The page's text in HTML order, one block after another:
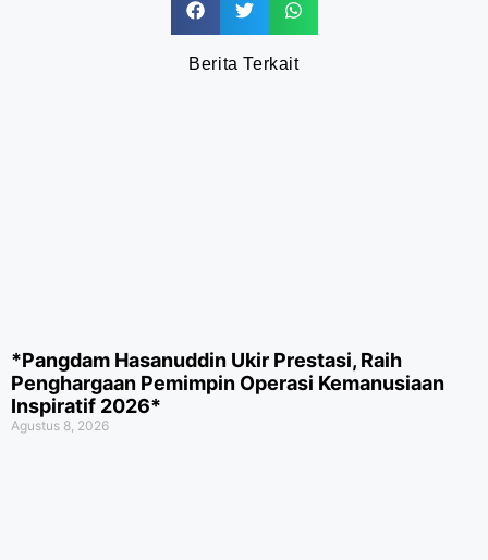
Berita Terkait
*Pangdam Hasanuddin Ukir Prestasi, Raih
Penghargaan Pemimpin Operasi Kemanusiaan
Inspiratif 2026*
Agustus 8, 2026